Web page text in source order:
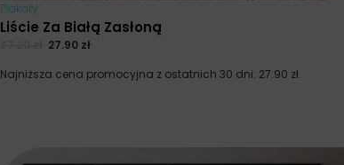
Plakaty
Liście Za Białą Zasłoną
27.90 zł
Najniższa cena promocyjna z ostatnich 30 dni: 27.90 zł.